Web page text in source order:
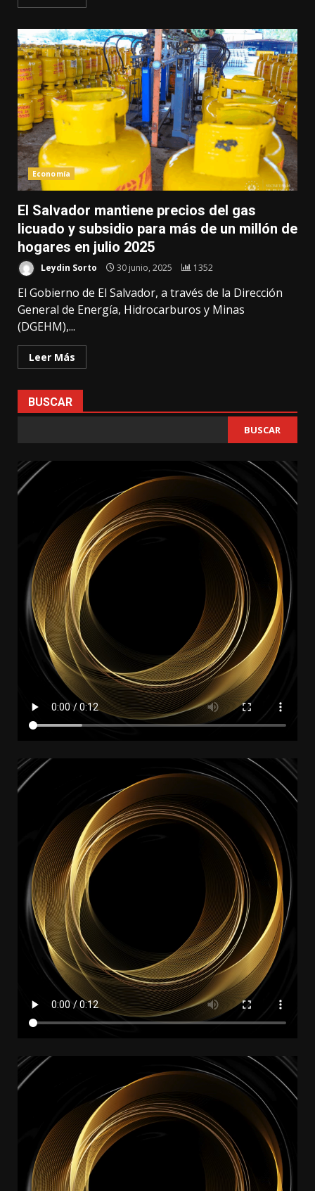
Economía
El Salvador mantiene precios del gas
licuado y subsidio para más de un millón de
hogares en julio 2025
Leydin Sorto 30 junio, 2025 1352
El Gobierno de El Salvador, a través de la Dirección
General de Energía, Hidrocarburos y Minas
(DGEHM),...
Leer Más
BUSCAR
BUSCAR